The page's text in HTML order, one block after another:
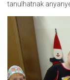
tanulhatnak